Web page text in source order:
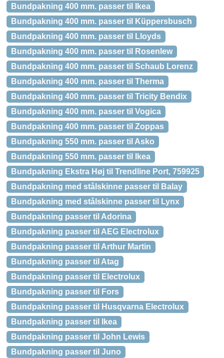
Bundpakning 400 mm. passer til Ikea
Bundpakning 400 mm. passer til Küppersbusch
Bundpakning 400 mm. passer til Lloyds
Bundpakning 400 mm. passer til Rosenlew
Bundpakning 400 mm. passer til Schaub Lorenz
Bundpakning 400 mm. passer til Therma
Bundpakning 400 mm. passer til Tricity Bendix
Bundpakning 400 mm. passer til Vogica
Bundpakning 400 mm. passer til Zoppas
Bundpakning 550 mm. passer til Asko
Bundpakning 550 mm. passer til Ikea
Bundpakning Ekstra Høj til Trendline Port, 759925
Bundpakning med stålskinne passer til Balay
Bundpakning med stålskinne passer til Lynx
Bundpakning passer til Adorina
Bundpakning passer til AEG Electrolux
Bundpakning passer til Arthur Martin
Bundpakning passer til Atag
Bundpakning passer til Electrolux
Bundpakning passer til Fors
Bundpakning passer til Husqvarna Electrolux
Bundpakning passer til Ikea
Bundpakning passer til John Lewis
Bundpakning passer til Juno